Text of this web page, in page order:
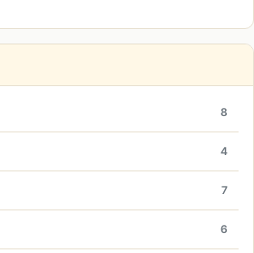
8
4
7
6